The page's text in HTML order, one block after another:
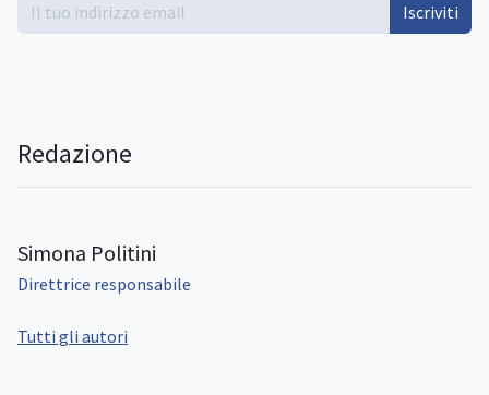
Iscriviti
Redazione
Simona Politini
Direttrice responsabile
Tutti gli autori